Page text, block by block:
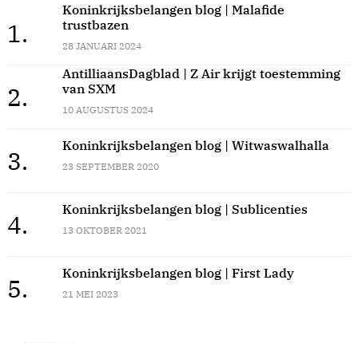
1.
Koninkrijksbelangen blog | Malafide
trustbazen
28 JANUARI 2024
2.
AntilliaansDagblad | Z Air krijgt toestemming
van SXM
10 AUGUSTUS 2024
3.
Koninkrijksbelangen blog | Witwaswalhalla
23 SEPTEMBER 2020
4.
Koninkrijksbelangen blog | Sublicenties
13 OKTOBER 2021
5.
Koninkrijksbelangen blog | First Lady
21 MEI 2023